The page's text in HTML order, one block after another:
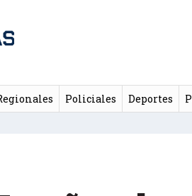
Policiales Deportes